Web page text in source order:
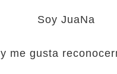
Soy JuaNa
y me gusta